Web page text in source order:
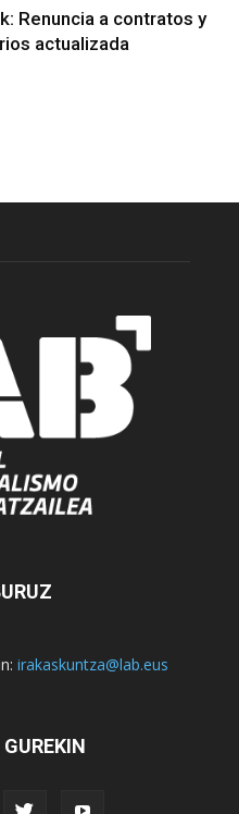
Renuncia a contratos y
actualizada
irakaskuntza@lab.eus